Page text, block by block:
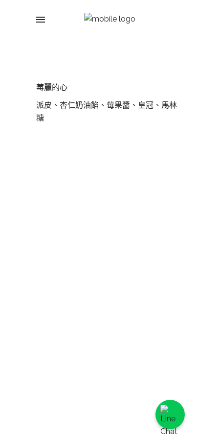
莓麗的心
派皮、杏仁奶油餡、莓果醬、皇冠、馬林
糖